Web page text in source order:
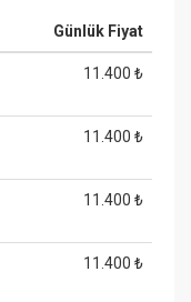
Günlük Fiyat
11.400 ₺
11.400 ₺
11.400 ₺
11.400 ₺